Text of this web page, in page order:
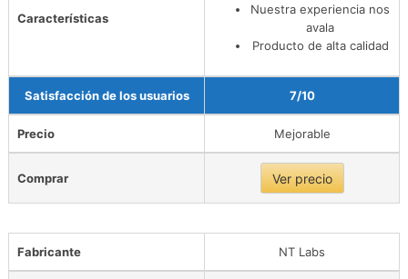
Características
Nuestra experiencia nos
avala
Producto de alta calidad
Satisfacción de los usuarios 7/10
Precio Mejorable
Comprar Ver precio
Fabricante NT Labs